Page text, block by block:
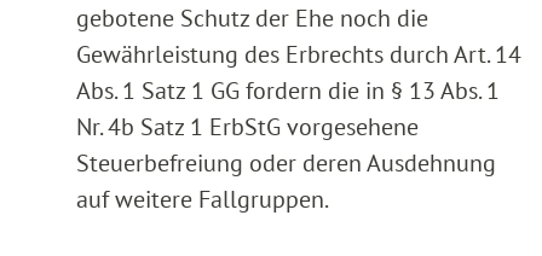
gebotene Schutz der Ehe noch die
Gewährleistung des Erbrechts durch Art. 14
Abs. 1 Satz 1 GG fordern die in § 13 Abs. 1
Nr. 4b Satz 1 ErbStG vorgesehene
Steuerbefreiung oder deren Ausdehnung
auf weitere Fallgruppen.